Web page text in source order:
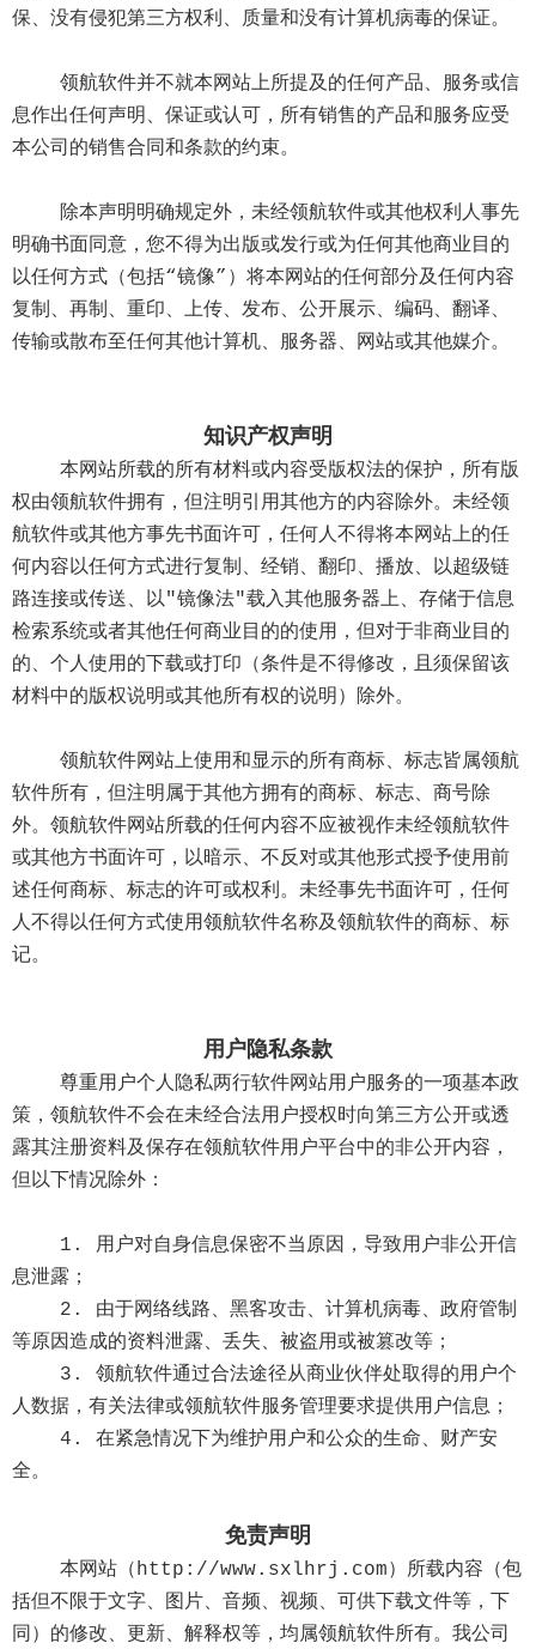
保、没有侵犯第三方权利、质量和没有计算机病毒的保证。
领航软件并不就本网站上所提及的任何产品、服务或信
息作出任何声明、保证或认可，所有销售的产品和服务应受
本公司的销售合同和条款的约束。
除本声明明确规定外，未经领航软件或其他权利人事先
明确书面同意，您不得为出版或发行或为任何其他商业目的
以任何方式（包括“镜像”）将本网站的任何部分及任何内容
复制、再制、重印、上传、发布、公开展示、编码、翻译、
传输或散布至任何其他计算机、服务器、网站或其他媒介。
知识产权声明
本网站所载的所有材料或内容受版权法的保护，所有版
权由领航软件拥有，但注明引用其他方的内容除外。未经领
航软件或其他方事先书面许可，任何人不得将本网站上的任
何内容以任何方式进行复制、经销、翻印、播放、以超级链
路连接或传送、以"镜像法"载入其他服务器上、存储于信息
检索系统或者其他任何商业目的的使用，但对于非商业目的
的、个人使用的下载或打印（条件是不得修改，且须保留该
材料中的版权说明或其他所有权的说明）除外。
领航软件网站上使用和显示的所有商标、标志皆属领航
软件所有，但注明属于其他方拥有的商标、标志、商号除
外。领航软件网站所载的任何内容不应被视作未经领航软件
或其他方书面许可，以暗示、不反对或其他形式授予使用前
述任何商标、标志的许可或权利。未经事先书面许可，任何
人不得以任何方式使用领航软件名称及领航软件的商标、标
记。
用户隐私条款
尊重用户个人隐私两行软件网站用户服务的一项基本政
策，领航软件不会在未经合法用户授权时向第三方公开或透
露其注册资料及保存在领航软件用户平台中的非公开内容，
但以下情况除外：
1. 用户对自身信息保密不当原因，导致用户非公开信
息泄露；
2. 由于网络线路、黑客攻击、计算机病毒、政府管制
等原因造成的资料泄露、丢失、被盗用或被篡改等；
3. 领航软件通过合法途径从商业伙伴处取得的用户个
人数据，有关法律或领航软件服务管理要求提供用户信息；
4. 在紧急情况下为维护用户和公众的生命、财产安
全。
免责声明
本网站（http://www.sxlhrj.com）所载内容（包
括但不限于文字、图片、音频、视频、可供下载文件等，下
同）的修改、更新、解释权等，均属领航软件所有。我公司